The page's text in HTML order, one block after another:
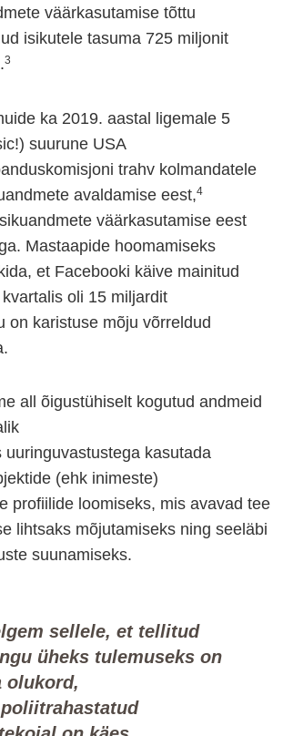
väärkasutamise tõttu
isikutele tasuma 725 miljonit
3
ka 2019. aastal ligemale 5
suurune USA
trahv kolmandatele
avaldamise eest,4
väärkasutamise eest
Mastaapide hoomamiseks
et Facebooki käive mainitud
oli 15 miljardit
on karistuse mõju võrreldud
all õigustühiselt kogutud andmeid
uuringuvastustega kasutada
(ehk inimeste)
profiilide loomiseks, mis avavad tee
lihtsaks mõjutamiseks ning seeläbi
suunamiseks.
sellele, et tellitud
üheks tulemuseks on
olukord,